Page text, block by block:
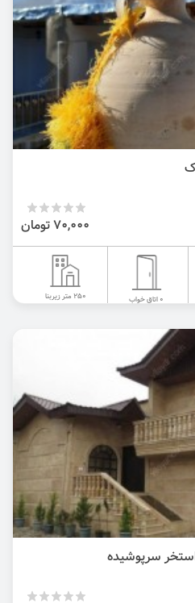
70,000 تومان
0 اتاق خواب 250 متر زیربنا
سرپوشیده